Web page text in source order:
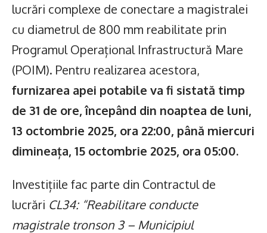
lucrări complexe de conectare a magistralei
cu diametrul de 800 mm reabilitate prin
Programul Operațional Infrastructură Mare
(POIM). Pentru realizarea acestora,
furnizarea apei potabile va fi sistată timp
de 31 de ore, începând din noaptea de luni,
13 octombrie 2025, ora 22:00, până miercuri
dimineața, 15 octombrie 2025, ora 05:00.
Investițiile fac parte din Contractul de
lucrări CL34: “Reabilitare conducte
magistrale tronson 3 – Municipiul